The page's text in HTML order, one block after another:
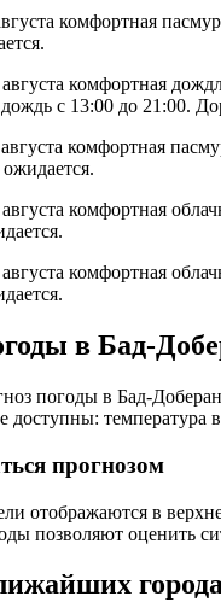
комфортная
комфортная
дождь с 13:00 до 21:00.
комфортная
комфортная
комфортная
в Бад-
погоды в Бад-
доступны: температура
прогнозом
отображаются в
позволяют оценить